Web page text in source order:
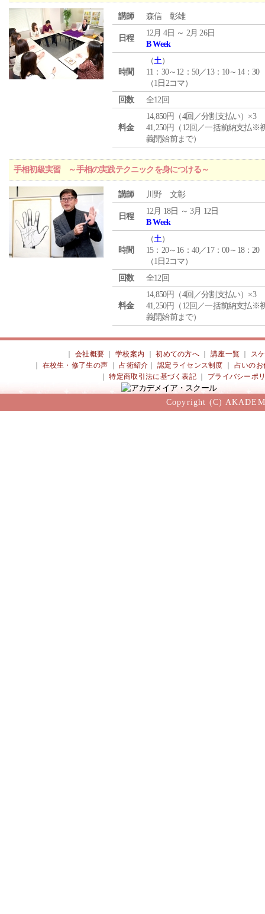
講師 森信 彰雄
日程
12月 4日 ～ 2月 26日
B Week
時間
（土）
11：30～12：50／13：10～14：30
（1日2コマ）
回数
全12回
料金
14,850円（4回／分割支払い）×3
41,250円（12回／一括前納支払※
義開始前まで）
手相初級実習 ～手相の実践テクニックを身につける～
講師 川野 文彰
日程
12月 18日 ～ 3月 12日
B Week
時間
（土）
15：20～16：40／17：00～18：20
（1日2コマ）
回数
全12回
料金
14,850円（4回／分割支払い）×3
41,250円（12回／一括前納支払※
義開始前まで）
会社概要 ｜学校案内 ｜初めての方へ 講座一覧
ス
在校生・修了生の声 ｜占術紹介 ｜認定ライセンス制度
占いのお
｜特定商取引法に基づく表記 プライバシーポ
Copyright (C)